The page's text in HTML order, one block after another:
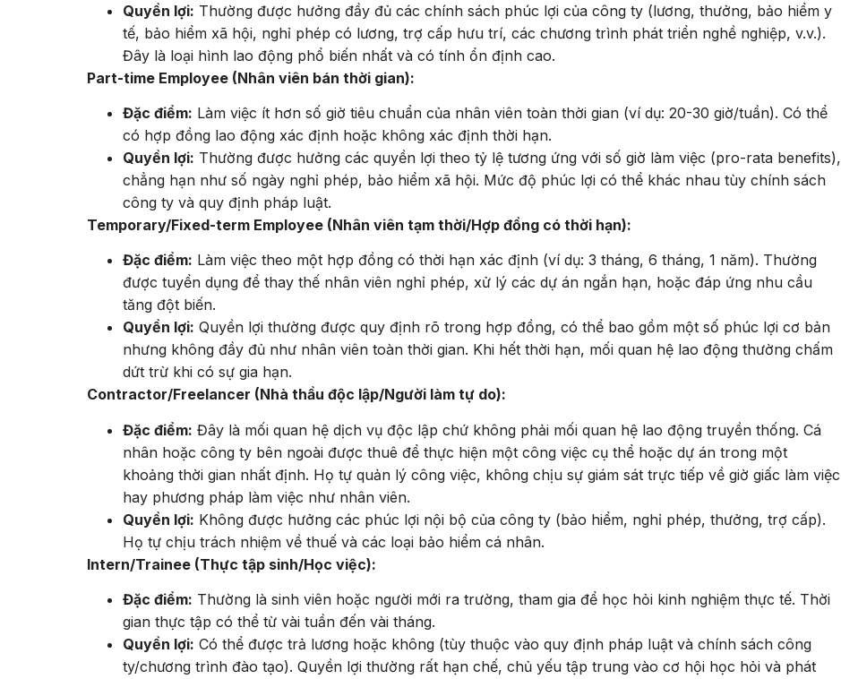
Quyền lợi: Thường được hưởng đầy đủ các chính sách phúc lợi của công ty (lương, thưởng, bảo hiểm y
tế, bảo hiểm xã hội, nghỉ phép có lương, trợ cấp hưu trí, các chương trình phát triển nghề nghiệp, v.v.).
Đây là loại hình lao động phổ biến nhất và có tính ổn định cao.
Part-time Employee (Nhân viên bán thời gian):
Đặc điểm: Làm việc ít hơn số giờ tiêu chuẩn của nhân viên toàn thời gian (ví dụ: 20-30 giờ/tuần). Có thể
có hợp đồng lao động xác định hoặc không xác định thời hạn.
Quyền lợi: Thường được hưởng các quyền lợi theo tỷ lệ tương ứng với số giờ làm việc (pro-rata benefits),
chẳng hạn như số ngày nghỉ phép, bảo hiểm xã hội. Mức độ phúc lợi có thể khác nhau tùy chính sách
công ty và quy định pháp luật.
Temporary/Fixed-term Employee (Nhân viên tạm thời/Hợp đồng có thời hạn):
Đặc điểm: Làm việc theo một hợp đồng có thời hạn xác định (ví dụ: 3 tháng, 6 tháng, 1 năm). Thường
được tuyển dụng để thay thế nhân viên nghỉ phép, xử lý các dự án ngắn hạn, hoặc đáp ứng nhu cầu
tăng đột biến.
Quyền lợi: Quyền lợi thường được quy định rõ trong hợp đồng, có thể bao gồm một số phúc lợi cơ bản
nhưng không đầy đủ như nhân viên toàn thời gian. Khi hết thời hạn, mối quan hệ lao động thường chấm
dứt trừ khi có sự gia hạn.
Contractor/Freelancer (Nhà thầu độc lập/Người làm tự do):
Đặc điểm: Đây là mối quan hệ dịch vụ độc lập chứ không phải mối quan hệ lao động truyền thống. Cá
nhân hoặc công ty bên ngoài được thuê để thực hiện một công việc cụ thể hoặc dự án trong một
khoảng thời gian nhất định. Họ tự quản lý công việc, không chịu sự giám sát trực tiếp về giờ giấc làm việc
hay phương pháp làm việc như nhân viên.
Quyền lợi: Không được hưởng các phúc lợi nội bộ của công ty (bảo hiểm, nghỉ phép, thưởng, trợ cấp).
Họ tự chịu trách nhiệm về thuế và các loại bảo hiểm cá nhân.
Intern/Trainee (Thực tập sinh/Học việc):
Đặc điểm: Thường là sinh viên hoặc người mới ra trường, tham gia để học hỏi kinh nghiệm thực tế. Thời
gian thực tập có thể từ vài tuần đến vài tháng.
Quyền lợi: Có thể được trả lương hoặc không (tùy thuộc vào quy định pháp luật và chính sách công
ty/chương trình đào tạo). Quyền lợi thường rất hạn chế, chủ yếu tập trung vào cơ hội học hỏi và phát